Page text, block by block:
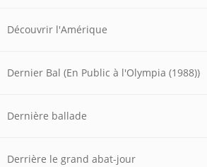
Découvrir l'Amérique
Dernier Bal (En Public à l'Olympia (1988))
Dernière ballade
Derrière le grand abat-jour